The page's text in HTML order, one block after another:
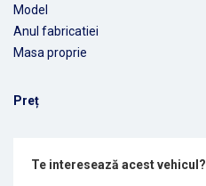
Model
Anul fabricatiei
Masa proprie
Preț
Te interesează acest vehicul?